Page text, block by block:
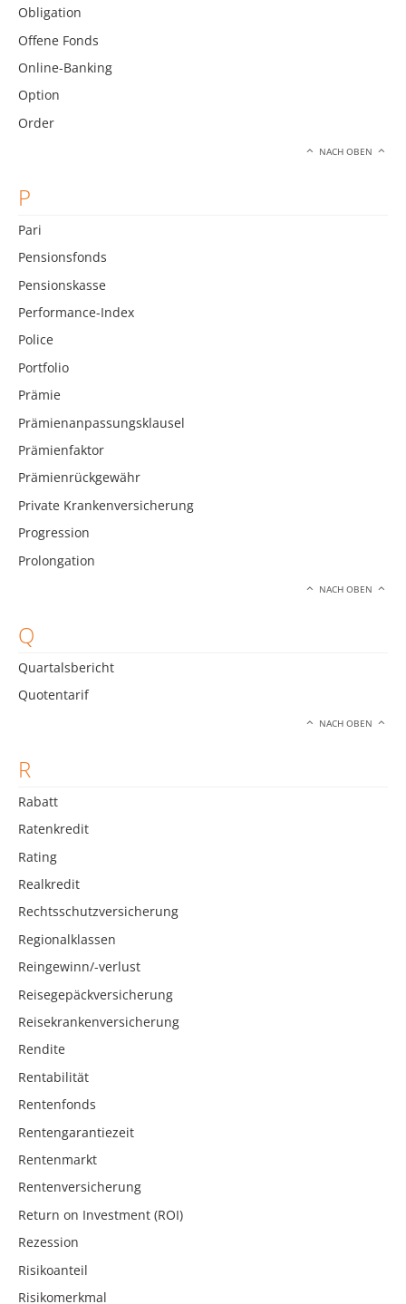
Obligation
Offene Fonds
Online-Banking
Option
Order
NACH OBEN
P
Pari
Pensionsfonds
Pensionskasse
Performance-Index
Police
Portfolio
Prämie
Prämienanpassungsklausel
Prämienfaktor
Prämienrückgewähr
Private Krankenversicherung
Progression
Prolongation
NACH OBEN
Q
Quartalsbericht
Quotentarif
NACH OBEN
R
Rabatt
Ratenkredit
Rating
Realkredit
Rechtsschutzversicherung
Regionalklassen
Reingewinn/-verlust
Reisegepäckversicherung
Reisekrankenversicherung
Rendite
Rentabilität
Rentenfonds
Rentengarantiezeit
Rentenmarkt
Rentenversicherung
Return on Investment (ROI)
Rezession
Risikoanteil
Risikomerkmal